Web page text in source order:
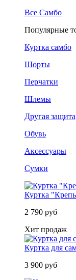
Все Самбо
Популярные
Куртка самбо
Шорты
Перчатки
Шлемы
Другая защита
Обувь
Аксессуары
Сумки
Куртка
2 790 руб
Хит продаж
Куртка для
3 900 руб